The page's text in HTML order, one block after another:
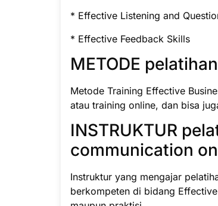
* Effective Listening and
* Effective Feedback Skills
METODE
Metode Training Effective
atau training online, dan bisa
INSTRUKTUR
communication
Instruktur yang mengajar
berkompeten di bidang